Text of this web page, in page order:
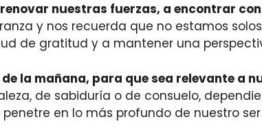
nuestras fuerzas, a encontrar
y nos recuerda que no estamos
de gratitud y a mantener una
la mañana, para que sea relevante a
de sabiduría o de consuelo,
en lo más profundo de nuestro